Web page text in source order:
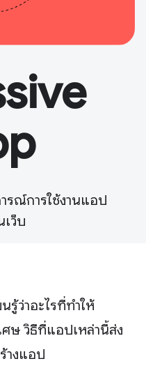
รณ์การใช้งานแอป
เว็บ
รู้ว่าอะไรที่ทำให้
ษ วิธีที่แอปเหล่านี้ส่ง
างแอป